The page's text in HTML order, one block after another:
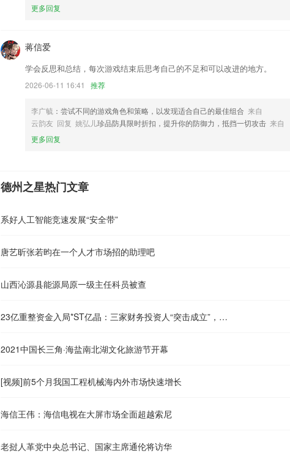
更多回复
蒋信爱
学会反思和总结，每次游戏结束后思考自己的不足和可以改进的地方。
2026-06-11 16:41 推荐
李广毓 ：尝试不同的游戏角色和策略，以发现适合自己的最佳组合 来自
云韵友 回复 姚弘儿珍品防具限时折扣，提升你的防御力，抵挡一切攻击 来自
更多回复
德州之星热门文章
系好人工智能竞速发展“安全带”
唐艺昕张若昀在一个人才市场招的助理吧
山西沁源县能源局原一级主任科员被查
23亿重整资金入局*ST亿晶：三家财务投资人“突击成立”，鼎一投资郑华玲将成新主
2021中国长三角·海盐南北湖文化旅游节开幕
[视频]前5个月我国工程机械海内外市场快速增长
海信王伟：海信电视在大屏市场全面超越索尼
老挝人革党中央总书记、国家主席通伦将访华